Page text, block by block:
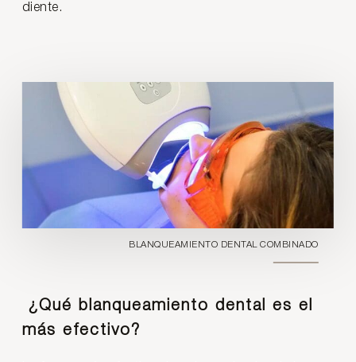
diente.
BLANQUEAMIENTO DENTAL COMBINADO
¿Qué blanqueamiento dental es el
más efectivo?